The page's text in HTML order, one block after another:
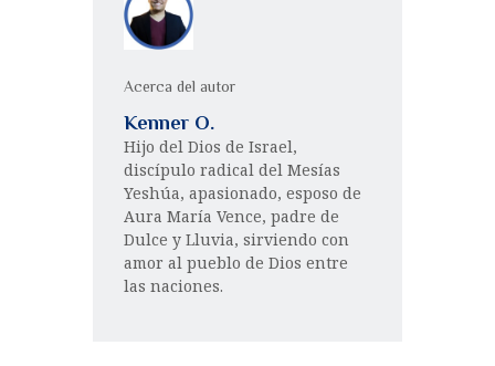
Acerca del autor
Kenner O.
Hijo del Dios de Israel,
discípulo radical del Mesías
Yeshúa, apasionado, esposo de
Aura María Vence, padre de
Dulce y Lluvia, sirviendo con
amor al pueblo de Dios entre
las naciones.